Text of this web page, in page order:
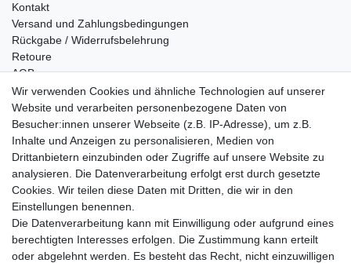
Kontakt
Versand und Zahlungsbedingungen
Rückgabe / Widerrufsbelehrung
Retoure
AGB
Vertrag widerrufen
Informationen
Datenschutz
Impressum
Wir verschicken klimaneutral mit DPD
Wir verwenden Cookies und ähnliche Technologien auf unserer
Website und verarbeiten personenbezogene Daten von
Besucher:innen unserer Webseite (z.B. IP-Adresse), um z.B.
Inhalte und Anzeigen zu personalisieren, Medien von
Drittanbietern einzubinden oder Zugriffe auf unsere Website zu
analysieren. Die Datenverarbeitung erfolgt erst durch gesetzte
Cookies. Wir teilen diese Daten mit Dritten, die wir in den
Einstellungen benennen.
Die Datenverarbeitung kann mit Einwilligung oder aufgrund eines
berechtigten Interesses erfolgen. Die Zustimmung kann erteilt
oder abgelehnt werden. Es besteht das Recht, nicht einzuwilligen